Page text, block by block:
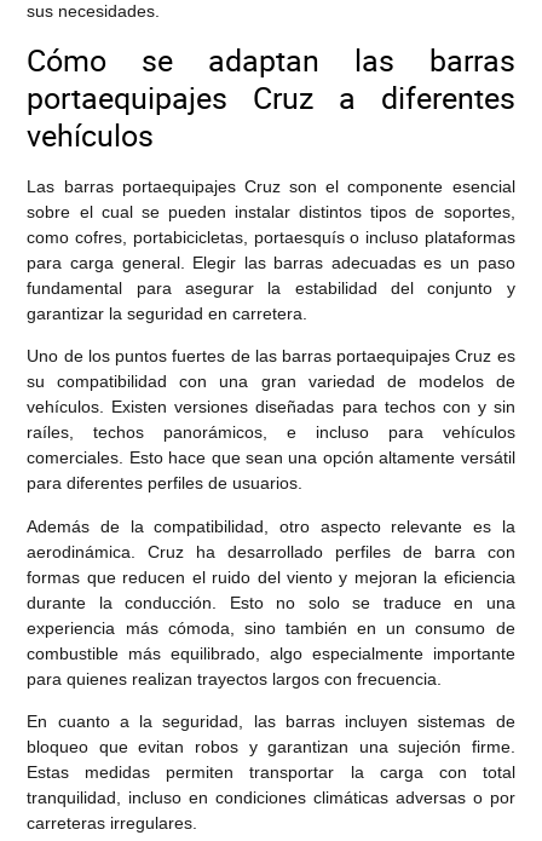
sus necesidades.
Cómo se adaptan las barras
portaequipajes Cruz a diferentes
vehículos
Las barras portaequipajes Cruz son el componente esencial
sobre el cual se pueden instalar distintos tipos de soportes,
como cofres, portabicicletas, portaesquís o incluso plataformas
para carga general. Elegir las barras adecuadas es un paso
fundamental para asegurar la estabilidad del conjunto y
garantizar la seguridad en carretera.
Uno de los puntos fuertes de las barras portaequipajes Cruz es
su compatibilidad con una gran variedad de modelos de
vehículos. Existen versiones diseñadas para techos con y sin
raíles, techos panorámicos, e incluso para vehículos
comerciales. Esto hace que sean una opción altamente versátil
para diferentes perfiles de usuarios.
Además de la compatibilidad, otro aspecto relevante es la
aerodinámica. Cruz ha desarrollado perfiles de barra con
formas que reducen el ruido del viento y mejoran la eficiencia
durante la conducción. Esto no solo se traduce en una
experiencia más cómoda, sino también en un consumo de
combustible más equilibrado, algo especialmente importante
para quienes realizan trayectos largos con frecuencia.
En cuanto a la seguridad, las barras incluyen sistemas de
bloqueo que evitan robos y garantizan una sujeción firme.
Estas medidas permiten transportar la carga con total
tranquilidad, incluso en condiciones climáticas adversas o por
carreteras irregulares.